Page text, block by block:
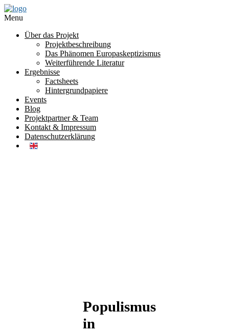
Menu
Über das Projekt
Projektbeschreibung
Das Phänomen Europaskeptizismus
Weiterführende Literatur
Ergebnisse
Factsheets
Hintergrundpapiere
Events
Blog
Projektpartner & Team
Kontakt & Impressum
Datenschutzerklärung
Populismus
in